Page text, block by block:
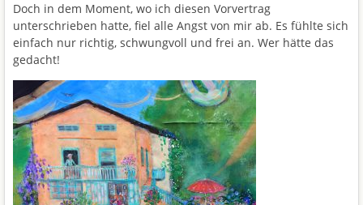
Doch in dem Moment, wo ich diesen Vorvertrag
unterschrieben hatte, fiel alle Angst von mir ab. Es fühlte sich
einfach nur richtig, schwungvoll und frei an. Wer hätte das
gedacht!